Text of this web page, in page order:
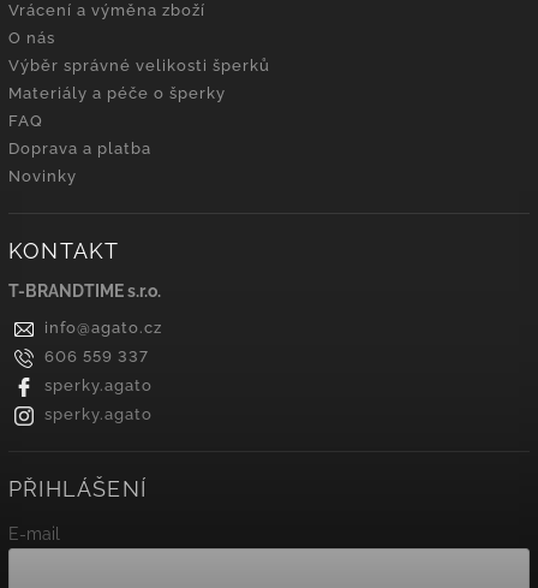
Vrácení a výměna zboží
O nás
Výběr správné velikosti šperků
Materiály a péče o šperky
FAQ
Doprava a platba
Novinky
KONTAKT
T-BRANDTIME s.r.o.
info@agato.cz
606 559 337
sperky.agato
sperky.agato
PŘIHLÁŠENÍ
E-mail